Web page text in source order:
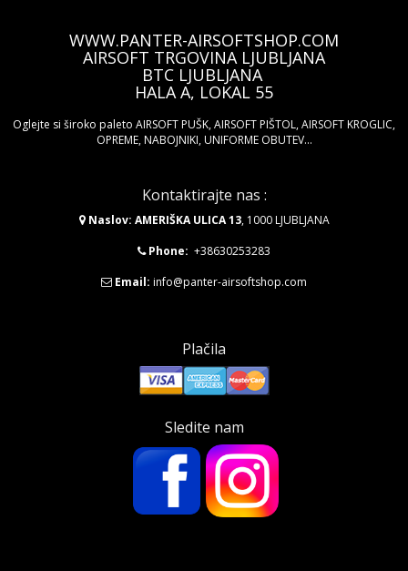
WWW.PANTER-AIRSOFTSHOP.COM
AIRSOFT TRGOVINA LJUBLJANA
BTC LJUBLJANA
HALA A, LOKAL 55
Oglejte si široko paleto AIRSOFT PUŠK, AIRSOFT PIŠTOL, AIRSOFT KROGLIC,
OPREME, NABOJNIKI, UNIFORME OBUTEV...
Kontaktirajte nas :
Naslov: AMERIŠKA ULICA 13, 1000 LJUBLJANA
Phone: +38630253283
Email: info@panter-airsoftshop.com
Plačila
Sledite nam